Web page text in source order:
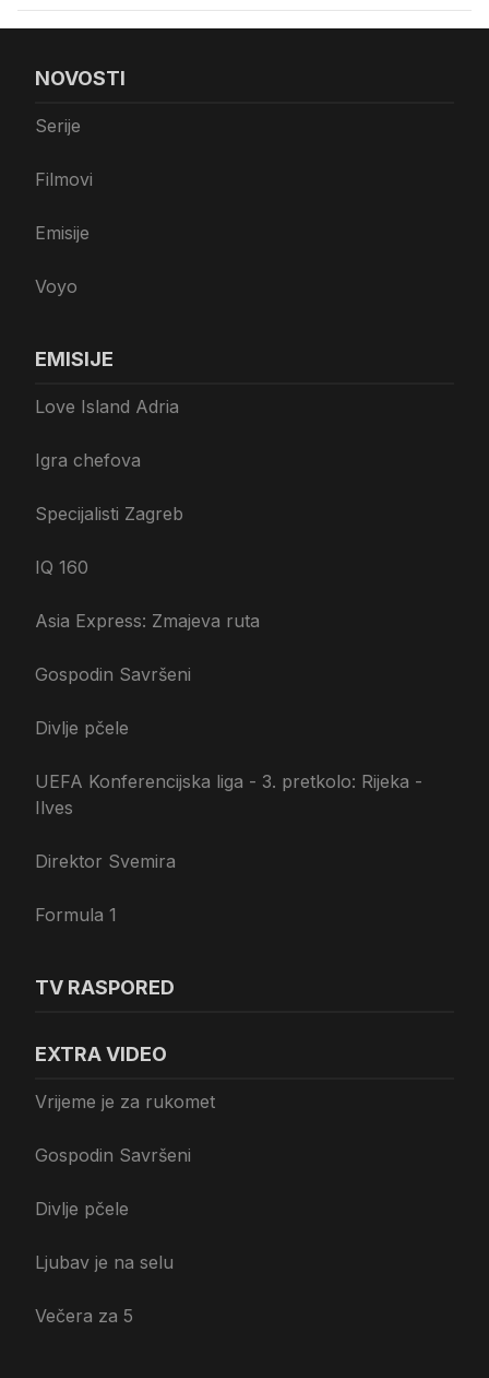
NOVOSTI
Serije
Filmovi
Emisije
Voyo
EMISIJE
Love Island Adria
Igra chefova
Specijalisti Zagreb
IQ 160
Asia Express: Zmajeva ruta
Gospodin Savršeni
Divlje pčele
UEFA Konferencijska liga - 3. pretkolo: Rijeka -
Ilves
Direktor Svemira
Formula 1
TV RASPORED
EXTRA VIDEO
Vrijeme je za rukomet
Gospodin Savršeni
Divlje pčele
Ljubav je na selu
Večera za 5